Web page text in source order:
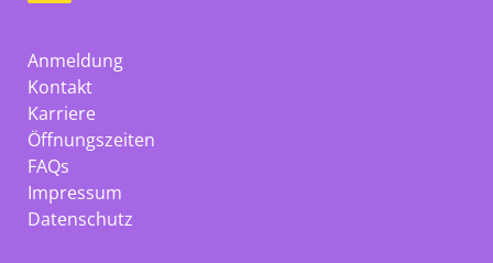
Anmeldung
Kontakt
Karriere
Öffnungszeiten
FAQs
Impressum
Datenschutz